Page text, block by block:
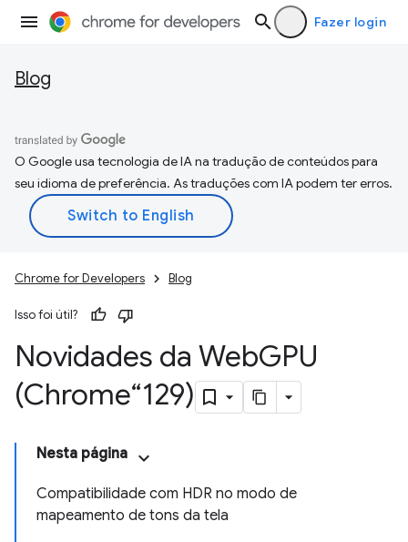
Fazer login
Blog
O Google usa tecnologia de IA na tradução de conteúdos para
seu idioma de preferência. As traduções com IA podem ter erros.
Chrome for Developers Blog
Isso foi útil?
Novidades da WebGPU
(Chrome“129)
Nesta página
Compatibilidade com HDR no modo de
mapeamento de tons da tela